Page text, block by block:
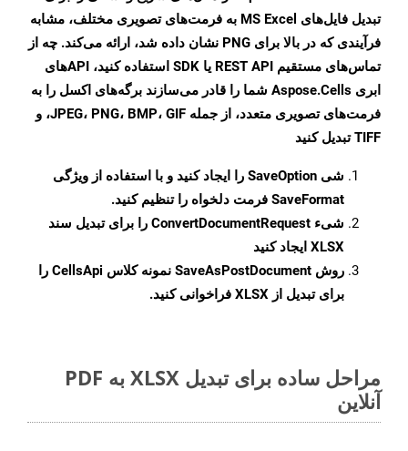
تبدیل فایل‌های MS Excel به فرمت‌های تصویری مختلف، مشابه
فرآیندی که در بالا برای PNG نشان داده شد، ارائه می‌کند. چه از
تماس‌های مستقیم REST API یا SDK استفاده کنید، APIهای
ابری Aspose.Cells شما را قادر می‌سازند برگه‌های اکسل را به
فرمت‌های تصویری متعدد، از جمله JPEG، PNG، BMP، GIF، و
TIFF تبدیل کنید
شی SaveOption را ایجاد کنید و با استفاده از ویژگی
SaveFormat فرمت دلخواه را تنظیم کنید.
شیء ConvertDocumentRequest را برای تبدیل سند
XLSX ایجاد کنید
روش SaveAsPostDocument
نمونه کلاس CellsApi را
برای تبدیل از XLSX فراخوانی کنید.
مراحل ساده برای تبدیل XLSX به PDF
آنلاین